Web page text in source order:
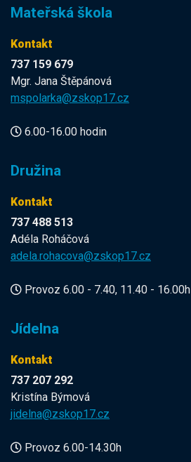
Mateřská škola
Kontakt
737 159 679
Mgr. Jana Štěpánová
mspolarka@zskop17.cz
6.00-16.00 hodin
Družina
Kontakt
737 488 513
Adéla Roháčová
adela.rohacova@zskop17.cz
Provoz 6.00 - 7.40, 11.40 - 16.00h
Jídelna
Kontakt
737 207 292
Kristína Býmová
jidelna@zskop17.cz
Provoz 6.00-14.30h